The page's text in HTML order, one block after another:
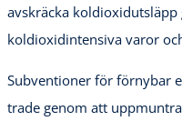
avskräcka
koldioxidintensiva varor
Subventioner för förnybar
trade genom att